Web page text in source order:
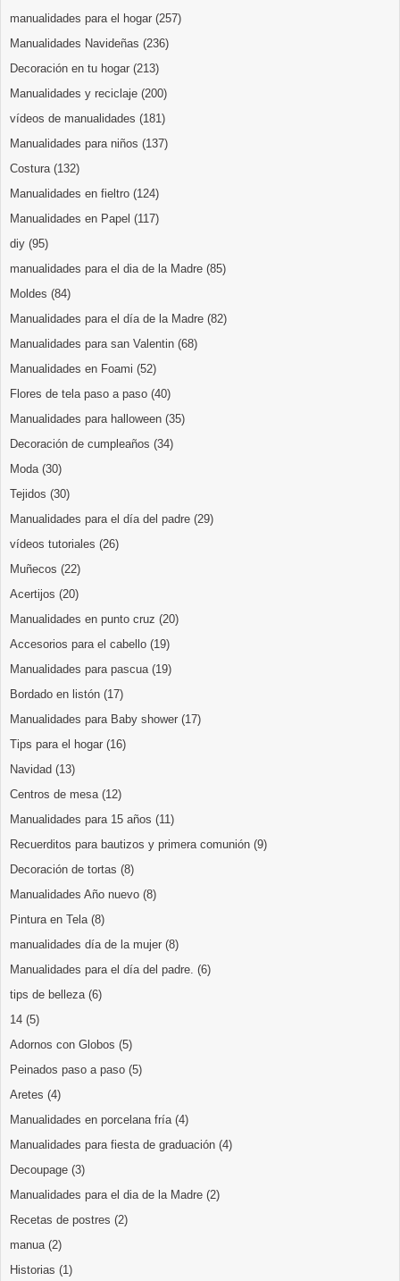
manualidades para el hogar (257)
Manualidades Navideñas (236)
Decoración en tu hogar (213)
Manualidades y reciclaje (200)
vídeos de manualidades (181)
Manualidades para niños (137)
Costura (132)
Manualidades en fieltro (124)
Manualidades en Papel (117)
diy (95)
manualidades para el dia de la Madre (85)
Moldes (84)
Manualidades para el día de la Madre (82)
Manualidades para san Valentin (68)
Manualidades en Foami (52)
Flores de tela paso a paso (40)
Manualidades para halloween (35)
Decoración de cumpleaños (34)
Moda (30)
Tejidos (30)
Manualidades para el día del padre (29)
vídeos tutoriales (26)
Muñecos (22)
Acertijos (20)
Manualidades en punto cruz (20)
Accesorios para el cabello (19)
Manualidades para pascua (19)
Bordado en listón (17)
Manualidades para Baby shower (17)
Tips para el hogar (16)
Navidad (13)
Centros de mesa (12)
Manualidades para 15 años (11)
Recuerditos para bautizos y primera comunión (9)
Decoración de tortas (8)
Manualidades Año nuevo (8)
Pintura en Tela (8)
manualidades día de la mujer (8)
Manualidades para el día del padre. (6)
tips de belleza (6)
14 (5)
Adornos con Globos (5)
Peinados paso a paso (5)
Aretes (4)
Manualidades en porcelana fría (4)
Manualidades para fiesta de graduación (4)
Decoupage (3)
Manualidades para el dia de la Madre (2)
Recetas de postres (2)
manua (2)
Historias (1)